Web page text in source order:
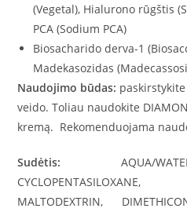
(Vegetal), Hialurono rūgštis
PCA (Sodium PCA)
Biosacharido derva-1
Madekasozidas
Naudojimo būdas:
veido. Toliau naudokite
kremą. Rekomenduojama
Sudėtis: AQUA/
MALTODEXTRIN,